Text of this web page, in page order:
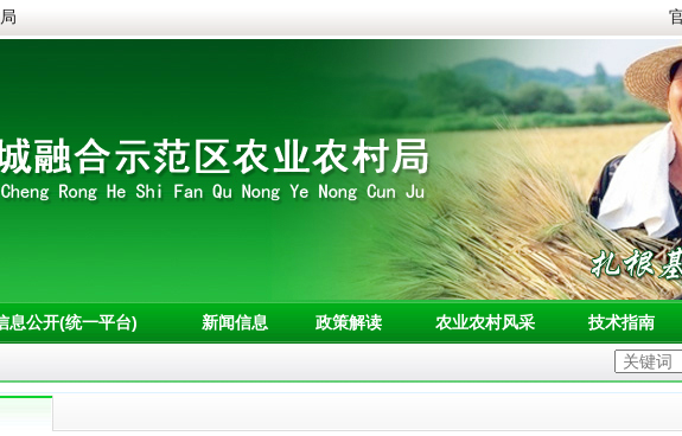
息公开(统一平台) 新闻信息 政策解读 农业农村风采 技术指南